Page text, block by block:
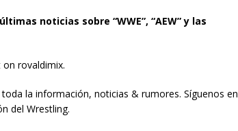
noticias sobre “WWE”, “AEW” y las
rovaldimix.
la información, noticias & rumores. Síguenos en
del Wrestling.